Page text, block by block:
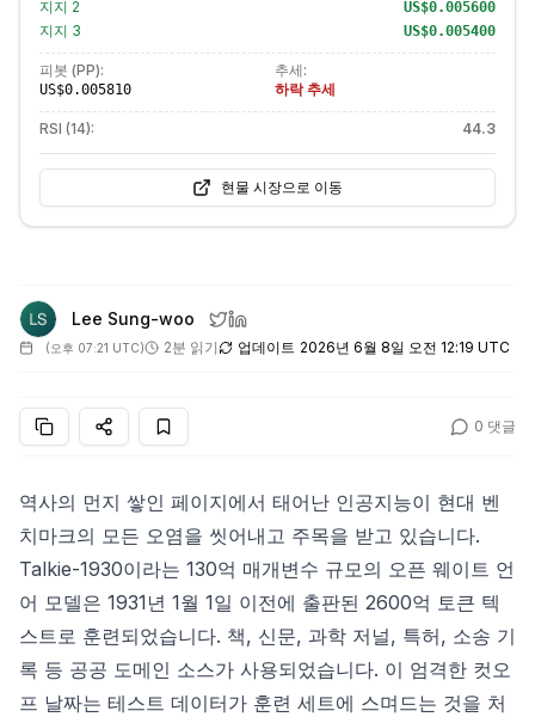
지지 2 US$0.005600
지지 3 US$0.005400
피봇 (PP):
US$0.005810
추세:
하락 추세
RSI (14): 44.3
현물 시장으로 이동
Lee Sung-woo
(오후 07:21 UTC) 2분 읽기 업데이트 2026년 6월 8일 오전 12:19 UTC
0 댓글
역사의 먼지 쌓인 페이지에서 태어난 인공지능이 현대 벤
치마크의 모든 오염을 씻어내고 주목을 받고 있습니다.
Talkie-1930이라는 130억 매개변수 규모의 오픈 웨이트 언
어 모델은 1931년 1월 1일 이전에 출판된 2600억 토큰 텍
스트로 훈련되었습니다. 책, 신문, 과학 저널, 특허, 소송 기
록 등 공공 도메인 소스가 사용되었습니다. 이 엄격한 컷오
프 날짜는 테스트 데이터가 훈련 세트에 스며드는 것을 처